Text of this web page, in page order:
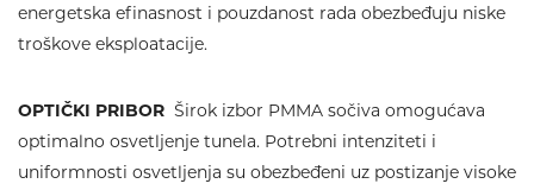
energetska efinasnost i pouzdanost rada obezbeđuju niske
troškove eksploatacije.
OPTIČKI PRIBOR Širok izbor PMMA sočiva omogućava
optimalno osvetljenje tunela. Potrebni intenziteti i
uniformnosti osvetljenja su obezbeđeni uz postizanje visoke